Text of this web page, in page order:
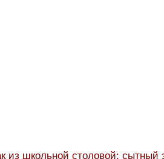
из школьной столовой: сытный